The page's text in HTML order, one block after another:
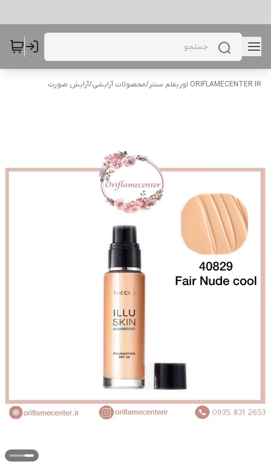
ORIFLAMECENTER.IR اوریفلم سنتر /محصولات آرایشی/آرایش صورت